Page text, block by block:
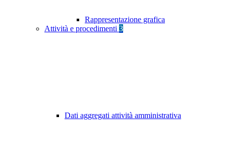
Rappresentazione grafica
Attività e procedimenti 3
Dati aggregati attività amministrativa